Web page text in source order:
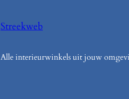
Streekweb
Alle interieurwinkels uit jouw